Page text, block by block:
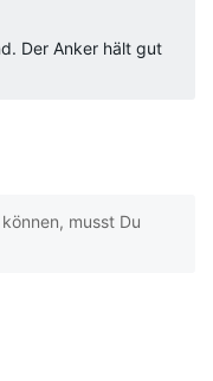
Der Anker hält gut
musst Du